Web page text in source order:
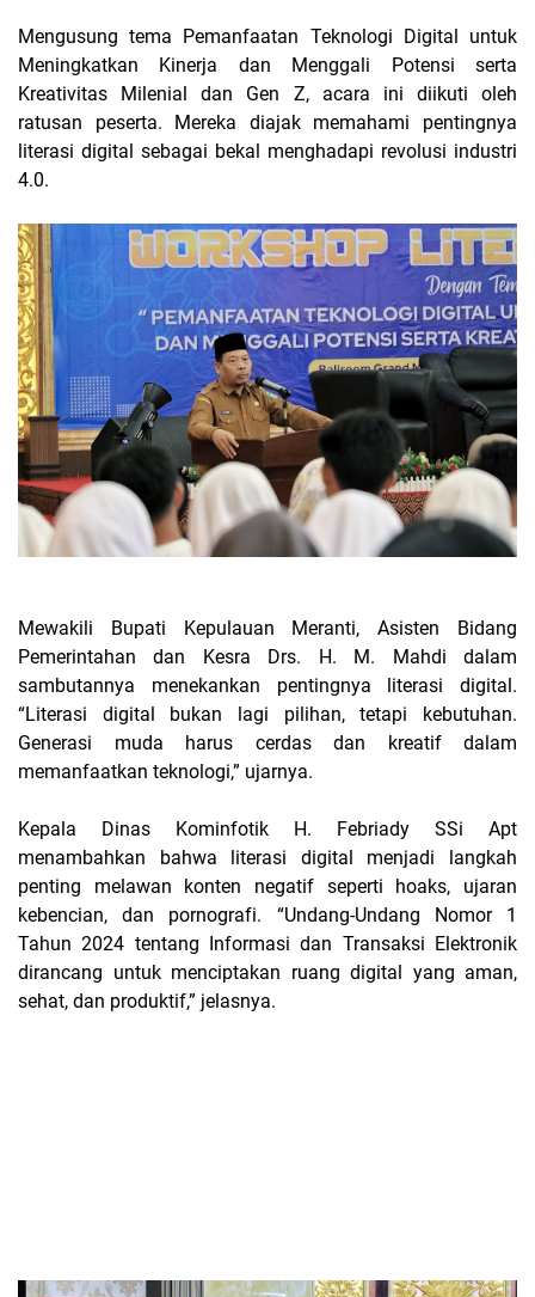
Mengusung tema Pemanfaatan Teknologi Digital untuk
Meningkatkan Kinerja dan Menggali Potensi serta
Kreativitas Milenial dan Gen Z, acara ini diikuti oleh
ratusan peserta. Mereka diajak memahami pentingnya
literasi digital sebagai bekal menghadapi revolusi industri
4.0.
Mewakili Bupati Kepulauan Meranti, Asisten Bidang
Pemerintahan dan Kesra Drs. H. M. Mahdi dalam
sambutannya menekankan pentingnya literasi digital.
“Literasi digital bukan lagi pilihan, tetapi kebutuhan.
Generasi muda harus cerdas dan kreatif dalam
memanfaatkan teknologi,” ujarnya.
Kepala Dinas Kominfotik H. Febriady SSi Apt
menambahkan bahwa literasi digital menjadi langkah
penting melawan konten negatif seperti hoaks, ujaran
kebencian, dan pornografi. “Undang-Undang Nomor 1
Tahun 2024 tentang Informasi dan Transaksi Elektronik
dirancang untuk menciptakan ruang digital yang aman,
sehat, dan produktif,” jelasnya.